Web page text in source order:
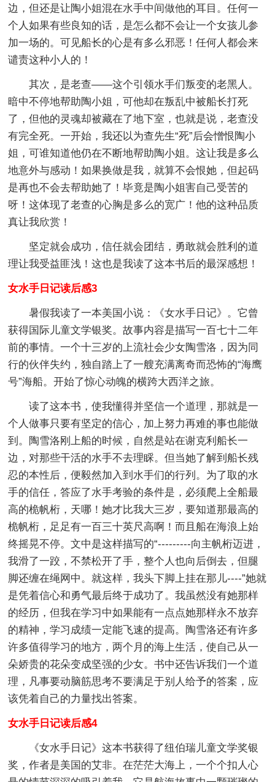
边，但还是让陶小姐混在水手中间做他的耳目。任何一
个人如果有些良知的话，是怎么都不会让一个女孩儿参
加一场的。可见船长的心是有多么邪恶！任何人都会来
谴责这种小人的！
其次，是老查——这个引领水手们叛变的老黑人。
暗中不停地帮助陶小姐，可他却在叛乱中被船长打死
了，但他的灵魂却被藏在了地下室，也就是说，老查没
有完全死。一开始，我还以为查先生“死”后会憎恨陶小
姐，可谁知道他仍在不断地帮助陶小姐。这让我是多么
地意外与感动！如果换做是我，就算不会恨她，但起码
是再也不会去帮助她了！毕竟是陶小姐害自己受苦的
呀！这体现了老查的心胸是多么的宽广！他的这种品质
真让我欣赏！
坚定就会成功，信任就会团结，勇敢就会胜利的道
理让我受益匪浅！这也是我读了这本书后的最深感想！
女水手日记读后感3
暑假我读了一本美国小说：《女水手日记》。它曾
获得国际儿童文学银奖。故事内容是描写一百七十二年
前的事情。一个十三岁的上流社会少女陶雪洛，因为同
行的伙伴失约，独自踏上了一艘充满离奇而恐怖的“海鹰
号”海船。开始了惊心动魄的横跨大西洋之旅。
读了这本书，使我懂得并坚信一个道理，那就是一
个人做事只要有坚定的信心，加上努力再难的事也能做
到。陶雪洛刚上船的时候，自然是站在谢克利船长一
边，对那些干活的水手不去理睬。但当她了解到船长残
忍的本性后，便毅然加入到水手们的行列。为了取的水
手的信任，答应了水手考验的条件是，必须爬上全船最
高的桅帆桁，天哪！她才比我大三岁，要知道那最高的
桅帆桁，足足有一百三十英尺高啊！而且船在海浪上始
终摇晃不停。文中是这样描写的“---------向主帆桁迈进，
我滑了一跤，不禁松开了手，整个人也向后倒去，但腿
脚还缠在绳网中。就这样，我头下脚上挂在那儿----”她就
是凭着信心和勇气最后终于成功了。我虽然没有她那样
的经历，但我在学习中如果能有一点点她那样永不放弃
的精神，学习成绩一定能飞速的提高。陶雪洛还有许多
许多值得学习的地方，两个月的海上生活，使自己从一
朵娇贵的花朵变成坚强的少女。书中还告诉我们一个道
理，凡事要动脑筋思考不要满足于别人给予的答案，应
该凭着自己的力量找出答案。
女水手日记读后感4
《女水手日记》这本书获得了纽伯瑞儿童文学奖银
奖，作者是美国的艾非。在茫茫大海上，一个个扣人心